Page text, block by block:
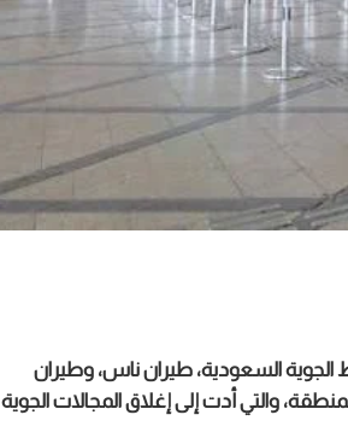
الجوية السعودية، طيران ناس، وطيران
والتي أدت إلى إغلاق المجالات الجوية